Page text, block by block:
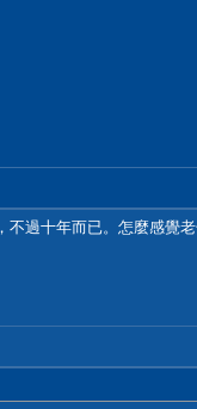
過十年而已。怎麼感覺老